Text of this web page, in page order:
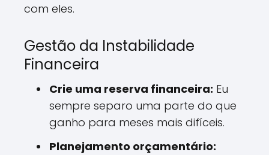
com eles.
Gestão da Instabilidade
Financeira
Crie uma reserva financeira: Eu
sempre separo uma parte do que
ganho para meses mais difíceis.
Planejamento orçamentário: